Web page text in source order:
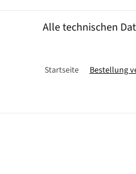
Alle technischen
Startseite Bestellung